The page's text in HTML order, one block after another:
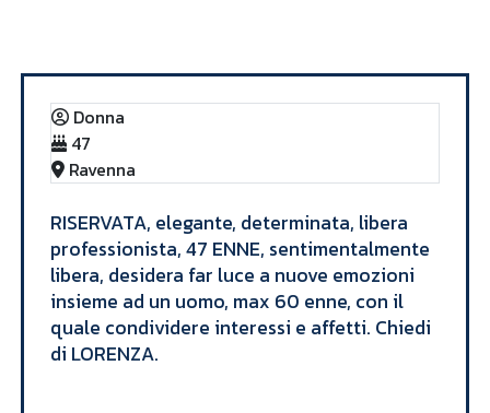
Annunci
Donna
47
Ravenna
​RISERVATA, elegante, determinata, libera
professionista, 47 ENNE, sentimentalmente
libera, desidera far luce a nuove emozioni
insieme ad un uomo, max 60 enne, con il
quale condividere interessi e affetti. Chiedi
di LORENZA.​